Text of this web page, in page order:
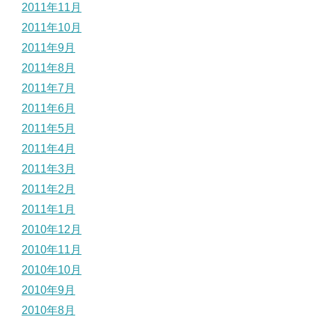
2011年11月
2011年10月
2011年9月
2011年8月
2011年7月
2011年6月
2011年5月
2011年4月
2011年3月
2011年2月
2011年1月
2010年12月
2010年11月
2010年10月
2010年9月
2010年8月